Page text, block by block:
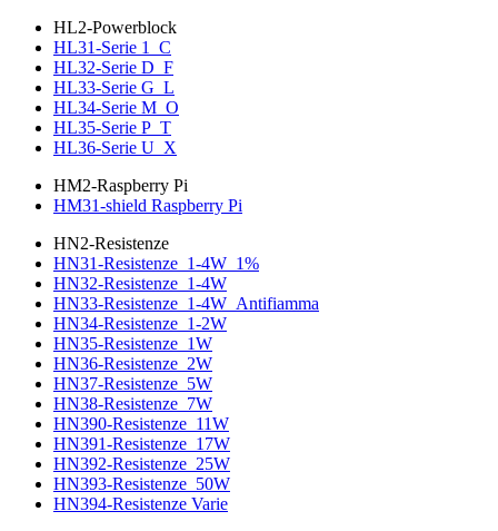
HL2-Powerblock
HL31-Serie 1_C
HL32-Serie D_F
HL33-Serie G_L
HL34-Serie M_O
HL35-Serie P_T
HL36-Serie U_X
HM2-Raspberry Pi
HM31-shield Raspberry Pi
HN2-Resistenze
HN31-Resistenze_1-4W_1%
HN32-Resistenze_1-4W
HN33-Resistenze_1-4W_Antifiamma
HN34-Resistenze_1-2W
HN35-Resistenze_1W
HN36-Resistenze_2W
HN37-Resistenze_5W
HN38-Resistenze_7W
HN390-Resistenze_11W
HN391-Resistenze_17W
HN392-Resistenze_25W
HN393-Resistenze_50W
HN394-Resistenze Varie